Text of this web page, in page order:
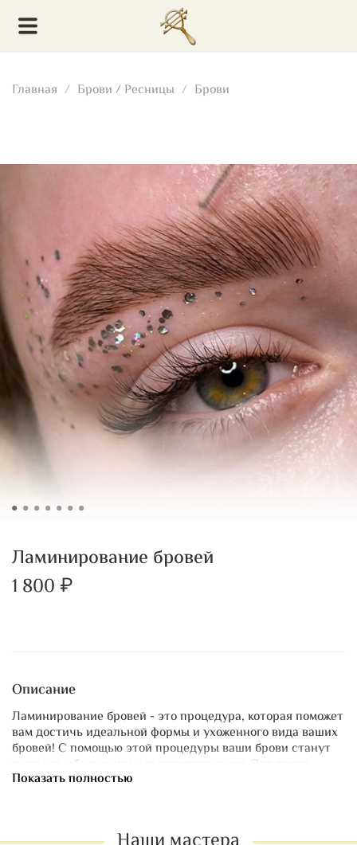
Главная Брови / Ресницы Брови
Ламинирование бровей
1 800 ₽
Описание
Ламинирование бровей - это процедура, которая поможет
вам достичь идеальной формы и ухоженного вида ваших
бровей! С помощью этой процедуры ваши брови станут
густыми, объемными и выразительными. Это также
отличный способ зафиксировать форму и цвет бровей на
придаст им желаемую форму и блеск. Результат будет
Показать полностью